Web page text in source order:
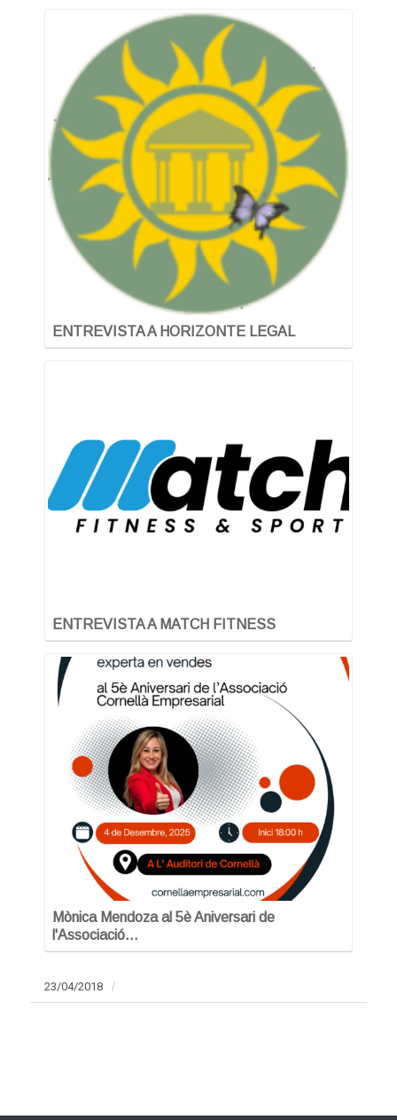
ENTREVISTA A HORIZONTE LEGAL
ENTREVISTA A MATCH FITNESS
Mònica Mendoza al 5è Aniversari de
l'Associació…
23/04/2018 /